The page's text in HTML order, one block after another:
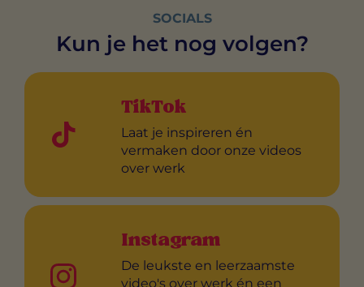
SOCIALS
Kun je het nog volgen?
TikTok
Laat je inspireren én
vermaken door onze videos
over werk
Instagram
De leukste en leerzaamste
video's over werk én een